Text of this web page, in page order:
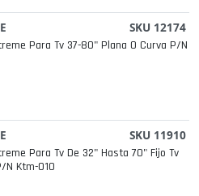
SKU 12174
Para Tv 37-80" Plana O Curva P/n
SKU 11910
Para Tv De 32" Hasta 70" Fijo Tv
n Ktm-010